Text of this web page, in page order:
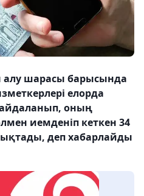
алу шарасы барысында
елорда
оның
иемденіп кеткен 34
деп хабарлайды